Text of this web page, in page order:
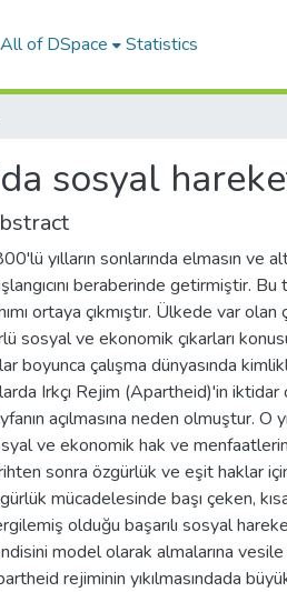
All of DSpace Statistics
sosyal
yılların sonlarında elmasın ve
beraberinde getirmiştir.
ortaya çıkmıştır. Ülkede var
sosyal ve ekonomik çıkarları
boyunca çalışma dünyasında
Irkçı Rejim (Apartheid)'in
açılmasına neden olmuştur. O
ve ekonomik hak ve
sonra özgürlük ve eşit haklar
mücadelesinde başı çeken,
olduğu başarılı sosyal
model olarak almalarına
rejiminin yıkılmasındada